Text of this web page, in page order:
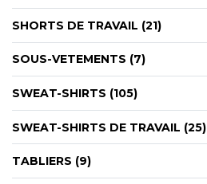
SHORTS DE TRAVAIL (21)
SOUS-VETEMENTS (7)
SWEAT-SHIRTS (105)
SWEAT-SHIRTS DE TRAVAIL (25)
TABLIERS (9)